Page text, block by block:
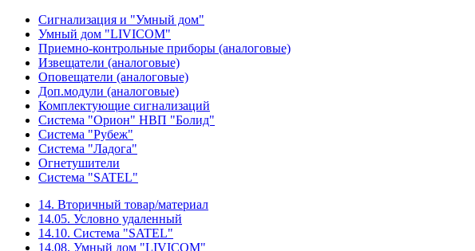
Сигнализация и "Умный дом"
Умный дом "LIVICOM"
Приемно-контрольные приборы (аналоговые)
Извещатели (аналоговые)
Оповещатели (аналоговые)
Доп.модули (аналоговые)
Комплектующие сигнализаций
Система "Орион" НВП "Болид"
Система "Рубеж"
Система "Ладога"
Огнетушители
Система "SATEL"
14. Вторичный товар/материал
14.05. Условно удаленный
14.10. Система "SATEL"
14.08. Умный дом "LIVICOM"